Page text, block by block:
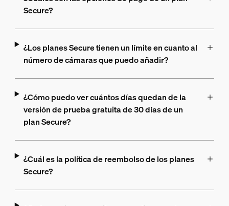
Secure?
¿Los planes Secure tienen un límite en cuanto al
número de cámaras que puedo añadir?
¿Cómo puedo ver cuántos días quedan de la
versión de prueba gratuita de 30 días de un
plan Secure?
¿Cuál es la política de reembolso de los planes
Secure?